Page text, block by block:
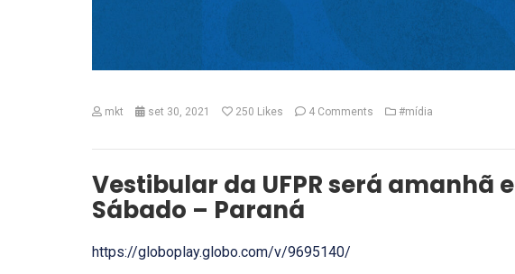
mkt set 30, 2021 250 Likes 4 Comments #mídia
Vestibular da UFPR será amanhã
Sábado – Paraná
https://globoplay.globo.com/v/9695140/